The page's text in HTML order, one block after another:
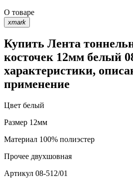
О товаре
xmark
Купить Лента
косточек 12мм белый
характеристики,
применение
Цвет белый
Размер 12мм
Материал 100% полиэстер
Прочее двухшовная
Артикул 08-512/01